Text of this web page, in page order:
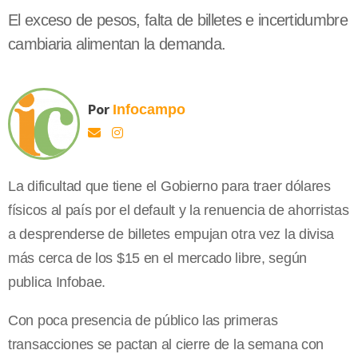
El exceso de pesos, falta de billetes e incertidumbre
cambiaria alimentan la demanda.
Por Infocampo
La dificultad que tiene el Gobierno para traer dólares
físicos al país por el default y la renuencia de ahorristas
a desprenderse de billetes empujan otra vez la divisa
más cerca de los $15 en el mercado libre, según
publica Infobae.
Con poca presencia de público las primeras
transacciones se pactan al cierre de la semana con